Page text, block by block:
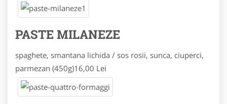
PASTE MILANEZE
spaghete, smantana lichida / sos rosii, sunca, ciuperci,
parmezan (450g)16,00 Lei